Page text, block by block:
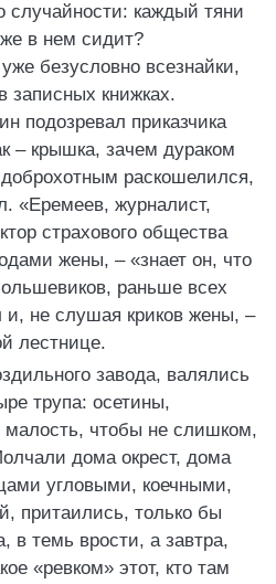
каждый тяни
в нем сидит?
безусловно всезнайки,
записных книжках.
подозревал приказчика
– крышка, зачем дураком
раскошелился,
«Еремеев, журналист,
страхового общества
жены, – «знает он, что
раньше всех
и, не слушая криков жены, –
лестнице.
завода, валялись
трупа: осетины,
малость, чтобы не слишком,
дома окрест, дома
угловыми, коечными,
притаились, только бы
в темь врости, а завтра,
«ревком» этот, кто там